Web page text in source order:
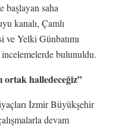
başlayan saha
kanalı, Çamlı
Yelki Günbatımı
bulunuldu.
halledeceğiz”
İzmir Büyükşehir
devam